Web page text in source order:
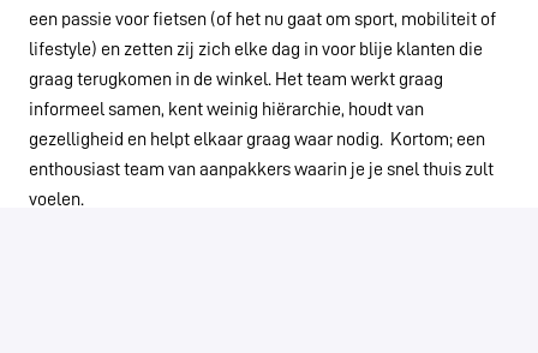
een passie voor fietsen (of het nu gaat om sport, mobiliteit of
lifestyle) en zetten zij zich elke dag in voor blije klanten die
graag terugkomen in de winkel. Het team werkt graag
informeel samen, kent weinig hiërarchie, houdt van
gezelligheid en helpt elkaar graag waar nodig. Kortom; een
enthousiast team van aanpakkers waarin je je snel thuis zult
voelen.